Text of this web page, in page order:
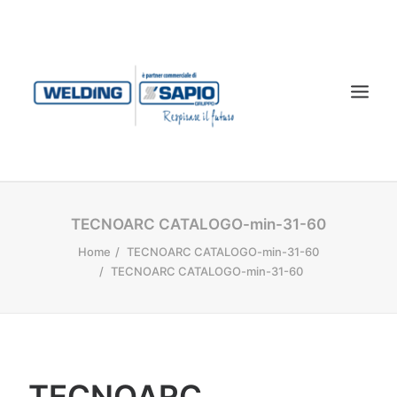
CHI SIAMO
PRODOTTI
TECNOLOGIA LASER
TECNOARC CATALOGO-min-31-60
Home
TECNOARC CATALOGO-min-31-60
TECNOARC CATALOGO-min-31-60